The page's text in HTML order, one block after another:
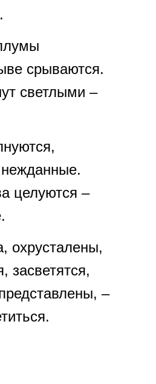
срываются.
светлыми –
целуются –
охрусталены,
засветятся,
–